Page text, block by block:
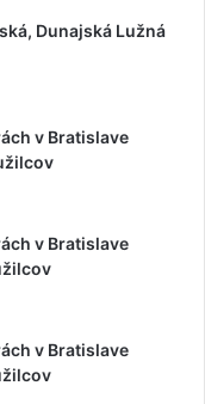
Dunajská Lužná
v Bratislave
v Bratislave
v Bratislave